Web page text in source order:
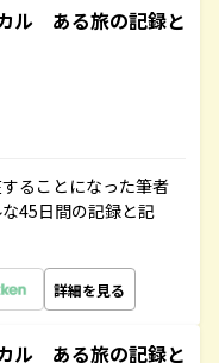
ル ある旅の記録と
ることになった筆者
45日間の記録と記
詳細を見る
ル ある旅の記録と